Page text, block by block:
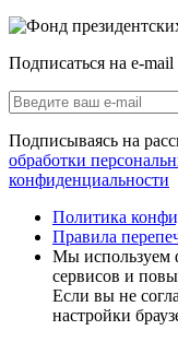
Подписаться на e-
Подписываясь на
обработки
конфиденциальности
Политика
Правила
Мы используем
сервисов и
Если вы не
настройки